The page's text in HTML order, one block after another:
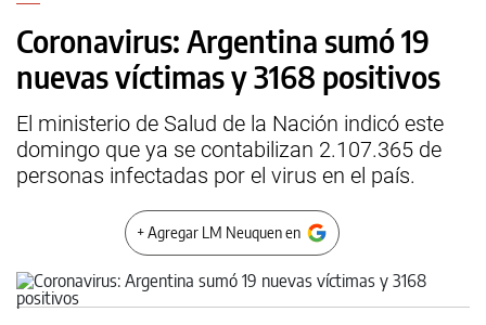
Coronavirus: Argentina sumó 19
nuevas víctimas y 3168 positivos
El ministerio de Salud de la Nación indicó este
domingo que ya se contabilizan 2.107.365 de
personas infectadas por el virus en el país.
+ Agregar LM Neuquen en